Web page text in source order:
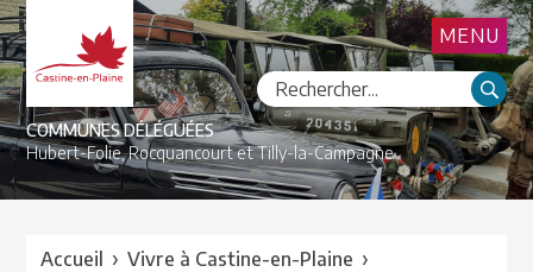
COMMUNES DÉLÉGUÉES
Hubert-Folie,Rocquancourt etTilly-la-Campagne
MENU
Accueil › Vivre à Castine-en-Plaine ›